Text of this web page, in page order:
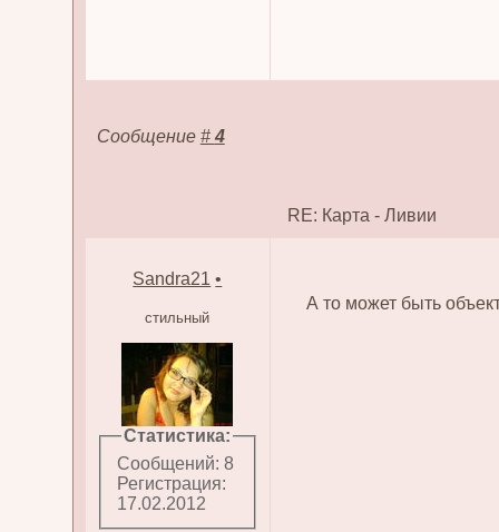
Сообщение # 4
RE: Карта - Ливии
Sandra21 •
стильный
Статистика:
Сообщений: 8
Регистрация:
17.02.2012
А то может быть